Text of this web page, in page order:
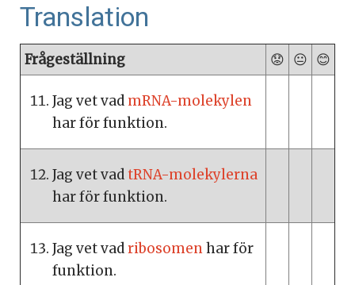
Translation
Frågeställning 😟 😐 😊
Jag vet vad mRNA-molekylen
har för funktion.
Jag vet vadtRNA-molekylerna
har för funktion.
Jag vet vadribosomenhar för
funktion.